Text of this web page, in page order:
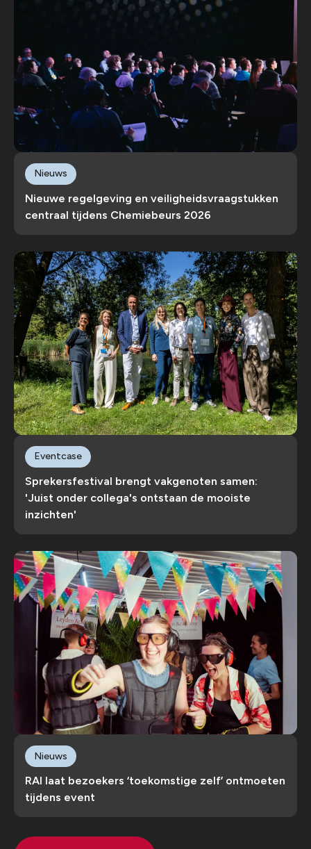
Nieuwe regelgeving en veiligheidsvraagstukken
centraal tijdens Chemiebeurs 2026
Nieuws
Sprekersfestival brengt vakgenoten samen:
'Juist onder collega's ontstaan de mooiste
inzichten'
Eventcase
RAI laat bezoekers ‘toekomstige zelf’ ontmoeten
tijdens event
Nieuws